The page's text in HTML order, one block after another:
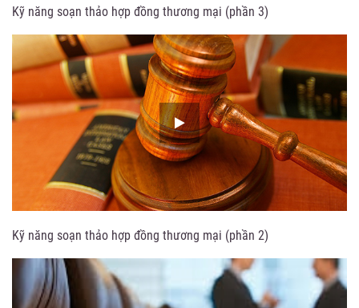
Kỹ năng soạn thảo hợp đồng thương mại (phần 3)
Kỹ năng soạn thảo hợp đồng thương mại (phần 2)